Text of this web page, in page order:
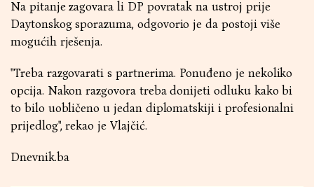
Na pitanje zagovara li DP povratak na ustroj prije
Daytonskog sporazuma, odgovorio je da postoji više
mogućih rješenja.
"Treba razgovarati s partnerima. Ponuđeno je nekoliko
opcija. Nakon razgovora treba donijeti odluku kako bi
to bilo uobličeno u jedan diplomatskiji i profesionalni
prijedlog", rekao je Vlajčić.
Dnevnik.ba